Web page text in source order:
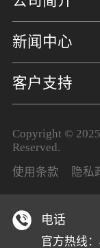
新闻中心
客户支持
Copyright ©
Reserved.
使用条款
隐私
电话
官方热线：